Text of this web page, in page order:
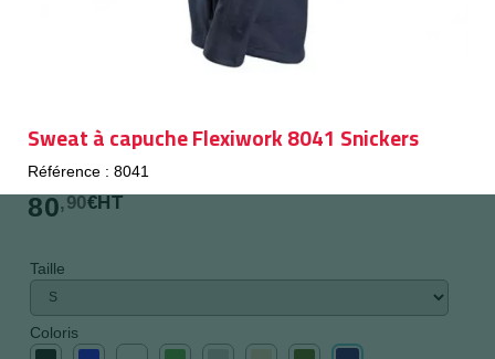
Sweat à capuche Flexiwork 8041 Snickers
Référence : 8041
80,90€HT
Taille
Coloris